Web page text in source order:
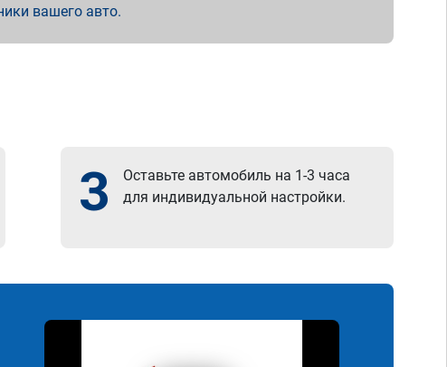
вашего авто.
3
Оставьте автомобиль на 1-3 часа
для индивидуальной настройки.